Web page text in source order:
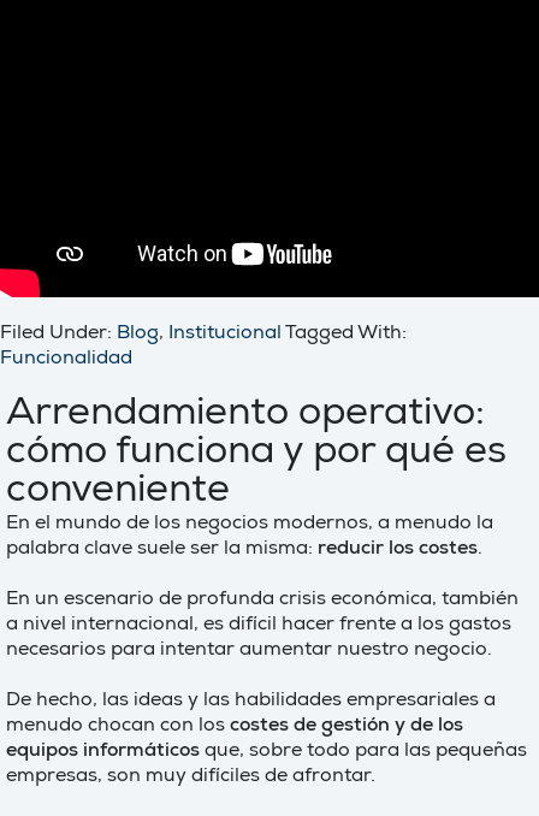
Filed Under: Blog, Institucional Tagged With:
Funcionalidad
Arrendamiento operativo:
cómo funciona y por qué es
conveniente
En el mundo de los negocios modernos, a menudo la
palabra clave suele ser la misma: reducir los costes.
En un escenario de profunda crisis económica, también
a nivel internacional, es difícil hacer frente a los gastos
necesarios para intentar aumentar nuestro negocio.
De hecho, las ideas y las habilidades empresariales a
menudo chocan con los costes de gestión y de los
equipos informáticos que, sobre todo para las pequeñas
empresas, son muy difíciles de afrontar.